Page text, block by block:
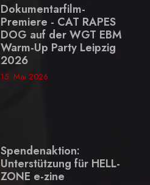
Dokumentarfilm-
Premiere - CAT RAPES
DOG auf der WGT EBM
Warm-Up Party Leipzig
2026
15. Mai 2026
Spendenaktion:
Unterstützung für HELL-
ZONE e-zine